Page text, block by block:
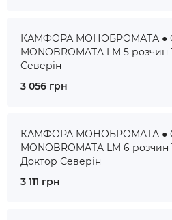
КАМФОРА МОНОБРОМАТА ●
MONOBROMATA LM 5
Северін
3 056 грн
КАМФОРА МОНОБРОМАТА ●
MONOBROMATA LM 6
Доктор Северін
3 111 грн